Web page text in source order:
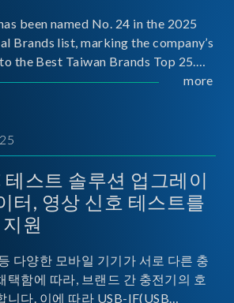
been named No. 24 in the 2025
Brands list, marking the company’s
the Best Taiwan Brands Top 25.
a significant milestone for
more
테스트 솔루션 업그레이
터, 영상 신호 테스트를
원
다양한 모바일 기기가 서로 다른 충
택함에 따라, 브랜드 간 충전기의 호
니다. 이에 따라 USB-IF(USB